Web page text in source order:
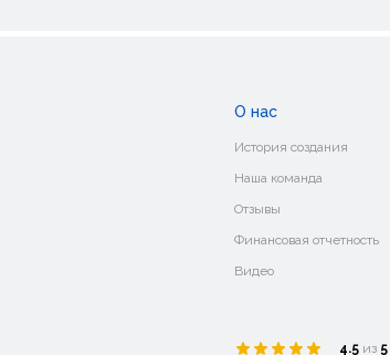
О нас
История создания
Наша команда
Отзывы
Финансовая отчетность
Видео
4.5 из 5